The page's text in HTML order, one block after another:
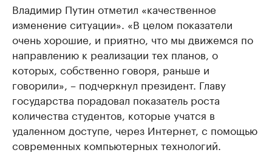
Владимир Путин отметил «качественное
изменение ситуации». «В целом показатели
очень хорошие, и приятно, что мы движемся по
направлению к реализации тех планов, о
которых, собственно говоря, раньше и
говорили», – подчеркнул президент. Главу
государства порадовал показатель роста
количества студентов, которые учатся в
удаленном доступе, через Интернет, с помощью
современных компьютерных технологий.